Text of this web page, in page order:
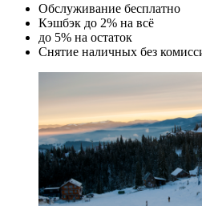
Обслуживание бесплатно
Кэшбэк до 2% на всё
до 5% на остаток
Снятие наличных без